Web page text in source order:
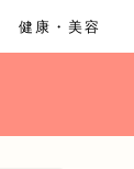
健康・美容